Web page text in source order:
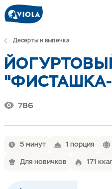
Десерты и выпечка
786
5 минут 1 порция
Для новичков
171